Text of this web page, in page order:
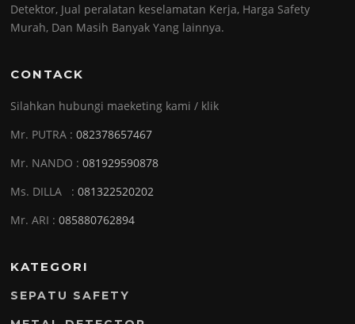
Detektor, Jual peralatan keselamatan Kerja, Harga Safety
Murah, Dan Masih Banyak Yang lainnya.
CONTACK
Silahkan hubungi maeketing kami / klik
Mr. PUTRA :082378657467
Mr. NANDO :081929590878
Ms. DILLA :081322520202
Mr. ARI :085880762894
KATEGORI
SEPATU SAFETY